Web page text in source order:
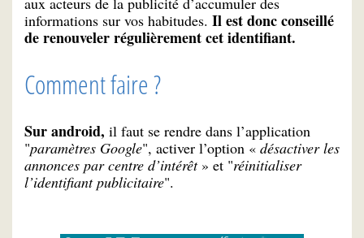
informations sur vos habitudes. Il est donc conseillé
de renouveler régulièrement cet identifiant.
Comment faire ?
Sur android, il faut se rendre dans l’application
"paramètres Google", activer l’option « désactiver les
annonces par centre d’intérêt» et "réinitialiser
l’identifiant publicitaire".